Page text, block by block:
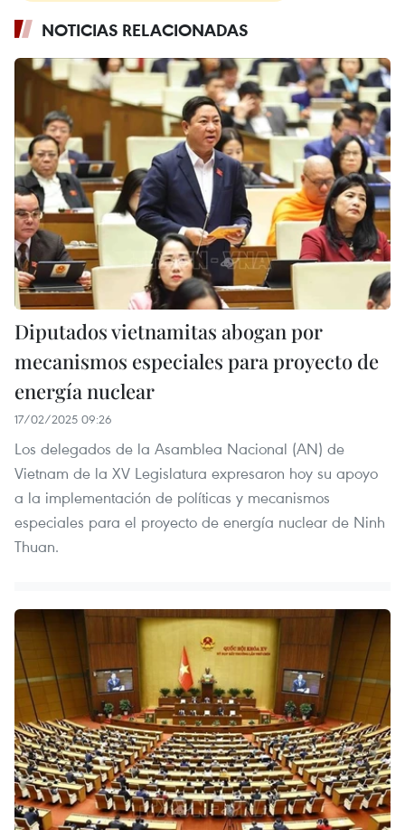
NOTICIAS RELACIONADAS
Diputados vietnamitas abogan por
mecanismos especiales para proyecto de
energía nuclear
17/02/2025 09:26
Los delegados de la Asamblea Nacional (AN) de
Vietnam de la XV Legislatura expresaron hoy su apoyo
a la implementación de políticas y mecanismos
especiales para el proyecto de energía nuclear de Ninh
Thuan.